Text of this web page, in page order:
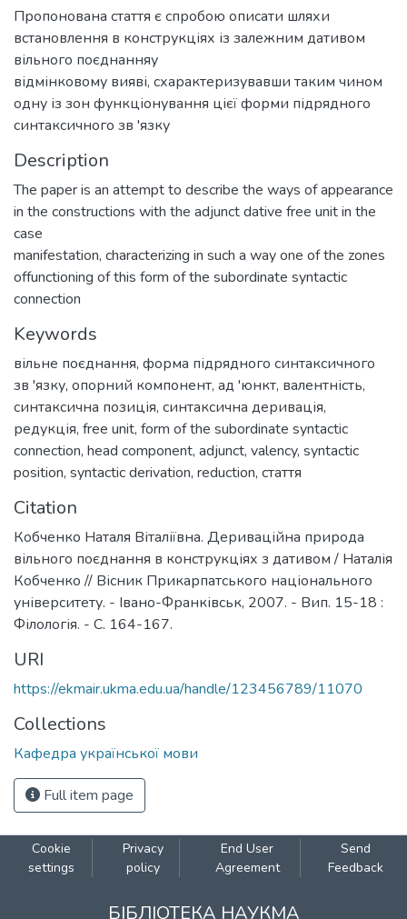
Пропонована стаття є спробою описати шляхи
встановлення в конструкціях із залежним дативом
вільного поєднанняу
відмінковому вияві, схарактеризувавши таким чином
одну із зон функціонування цієї форми підрядного
синтаксичного зв 'язку
Description
The paper is an attempt to describe the ways of appearance
in the constructions with the adjunct dative free unit in the
case
manifestation, characterizing in such a way one of the zones
offunctioning of this form of the subordinate syntactic
connection
Keywords
вільне поєднання, форма підрядного синтаксичного
зв 'язку, опорний компонент, ад 'юнкт, валентність,
синтаксична позиція, синтаксична деривація,
редукція, free unit, form of the subordinate syntactic
connection, head component, adjunct, valency, syntactic
position, syntactic derivation, reduction, стаття
Citation
Кобченко Наталя Віталіївна. Дериваційна природа
вільного поєднання в конструкціях з дативом / Наталія
Кобченко // Вісник Прикарпатського національного
університету. - Івано-Франківськ, 2007. - Вип. 15-18 :
Філологія. - С. 164-167.
URI
https://ekmair.ukma.edu.ua/handle/123456789/11070
Collections
Кафедра української мови
Full item page
Cookie
settings
Privacy
policy
End User
Agreement
Send
Feedback
БІБЛІОТЕКА НАУКМА